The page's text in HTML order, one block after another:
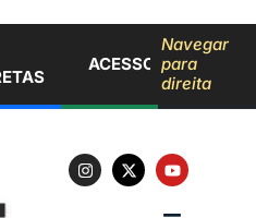
ACESSO À
Navegar
para
direita